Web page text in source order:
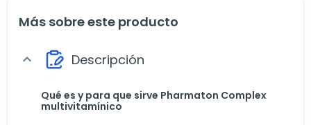
Más sobre este producto
expand_more Descripción
Qué es y para que sirve Pharmaton Complex
multivitamínico